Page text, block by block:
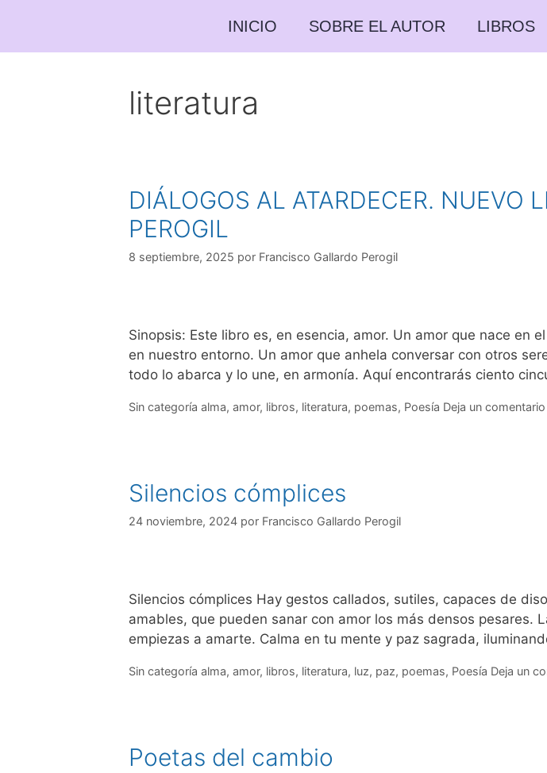
INICIO SOBRE EL AUTOR LIBROS
literatura
DIÁLOGOS AL ATARDECER. NUEVO
PEROGIL
8 septiembre, 2025 por Francisco Gallardo Perogil
Sinopsis: Este libro es, en esencia, amor. Un amor que nace
en nuestro entorno. Un amor que anhela conversar con otros
todo lo abarca y lo une, en armonía. Aquí encontrarás ciento
Sin categoría alma, amor, libros, literatura, poemas, Poesía Deja un comentario
Silencios cómplices
24 noviembre, 2024 por Francisco Gallardo Perogil
Silencios cómplices Hay gestos callados, sutiles, capaces de
amables, que pueden sanar con amor los más densos
empiezas a amarte. Calma en tu mente y paz sagrada,
Sin categoría alma, amor, libros, literatura, luz, paz, poemas, Poesía Deja un
Poetas del cambio